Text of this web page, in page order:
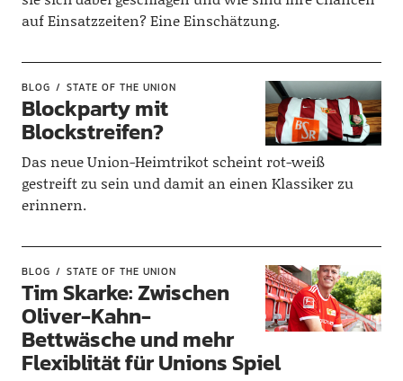
auf Einsatzzeiten? Eine Einschätzung.
BLOG STATE OF THE UNION
Blockparty mit
Blockstreifen?
Das neue Union-Heimtrikot scheint rot-weiß
gestreift zu sein und damit an einen Klassiker zu
erinnern.
BLOG STATE OF THE UNION
Tim Skarke: Zwischen
Oliver-Kahn-
Bettwäsche und mehr
Flexiblität für Unions Spiel